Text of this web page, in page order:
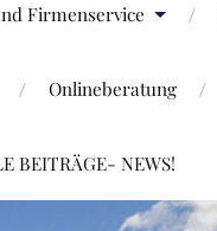
Firmenservice
Onlineberatung
BEITRÄGE- NEWS!